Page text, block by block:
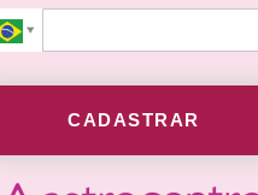
CADASTRAR